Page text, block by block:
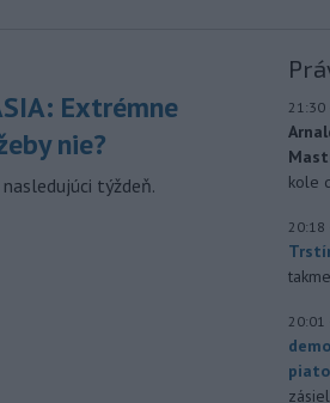
Extrémne
nie?
týždeň.
21:30
kole
20:18
20:01